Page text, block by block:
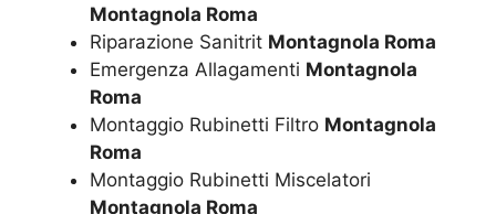
Montagnola Roma
Riparazione Sanitrit Montagnola Roma
Emergenza Allagamenti Montagnola
Roma
Montaggio Rubinetti Filtro Montagnola
Roma
Montaggio Rubinetti Miscelatori
Montagnola Roma